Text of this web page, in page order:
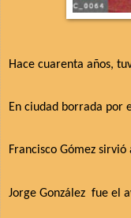
Hace cuarenta años,
En ciudad borrada por
Francisco Gómez
Jorge González fue el